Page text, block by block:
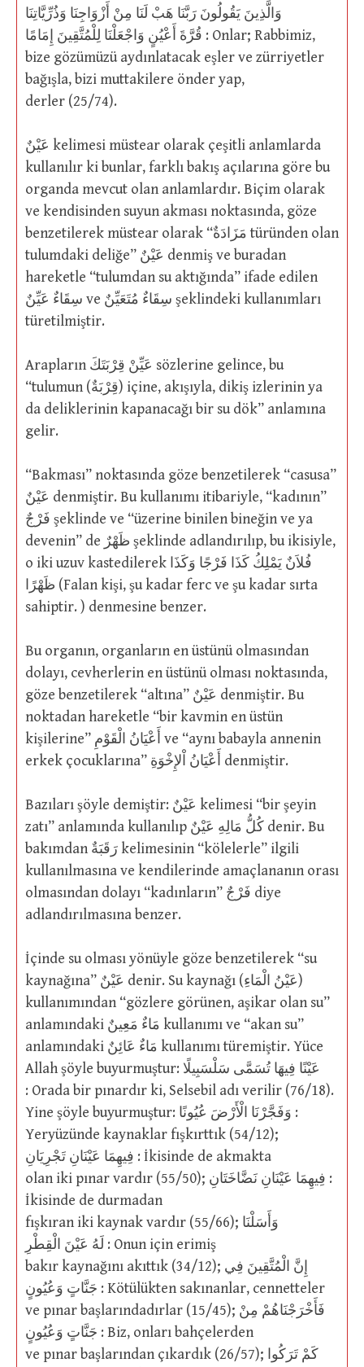
وَالَّذِينَ يَقُولُونَ رَبَّنَا هَبْ لَنَا مِنْ أَزْوَاجِنَا وَذُرِّيَّاتِنَا
قُرَّةَ أَعْيُنٍ وَاجْعَلْنَا لِلْمُتَّقِينَ إِمَامًا : Onlar; Rabbimiz,
bize gözümüzü aydınlatacak eşler ve zürriyetler
bağışla, bizi muttakilere önder yap,
derler (25/74).
عَيْنٌ kelimesi müstear olarak çeşitli anlamlarda
kullanılır ki bunlar, farklı bakış açılarına göre bu
organda mevcut olan anlamlardır. Biçim olarak
ve kendisinden suyun akması noktasında, göze
benzetilerek müstear olarak “مَزَادَةٌ türünden olan
tulumdaki deliğe” عَيْنٌ denmiş ve buradan
hareketle “tulumdan su aktığında” ifade edilen
سِقَاءٌ عَيِّنٌ ve سِقَاءٌ مُتَعَيِّنٌ şeklindeki kullanımları
türetilmiştir.
Arapların عَيِّنْ قِرْبَتَكَ sözlerine gelince, bu
“tulumun (قِرْبَةٌ) içine, akışıyla, dikiş izlerinin ya
da deliklerinin kapanacağı bir su dök” anlamına
gelir.
“Bakması” noktasında göze benzetilerek “casusa”
عَيْنٌ denmiştir. Bu kullanımı itibariyle, “kadının”
فَرْجٌ şeklinde ve “üzerine binilen bineğin ve ya
devenin” de ظَهْرٌ şeklinde adlandırılıp, bu ikisiyle,
o iki uzuv kastedilerek فُلاَنٌ يَمْلِكُ كَذَا فَرْجًا وَكَذَا
ظَهْرًا (Falan kişi, şu kadar ferc ve şu kadar sırta
sahiptir. ) denmesine benzer.
Bu organın, organların en üstünü olmasından
dolayı, cevherlerin en üstünü olması noktasında,
göze benzetilerek “altına” عَيْنٌ denmiştir. Bu
noktadan hareketle “bir kavmin en üstün
kişilerine” أَعْيَانُ الْقَوْمِ ve “aynı babayla annenin
erkek çocuklarına” أَعْيَانُ اْلإِخْوَةِ denmiştir.
Bazıları şöyle demiştir: عَيْنٌ kelimesi “bir şeyin
zatı” anlamında kullanılıp كُلُّ مَالِهِ عَيْنٌ denir. Bu
bakımdan رَقَبَةٌ kelimesinin “kölelerle” ilgili
kullanılmasına ve kendilerinde amaçlananın orası
olmasından dolayı “kadınların” فَرْجٌ diye
adlandırılmasına benzer.
İçinde su olması yönüyle göze benzetilerek “su
kaynağına” عَيْنٌ denir. Su kaynağı (عَيْنُ الْمَاءِ)
kullanımından “gözlere görünen, aşikar olan su”
anlamındaki مَاءٌ مَعِينٌ kullanımı ve “akan su”
anlamındaki مَاءٌ عَائِنٌ kullanımı türemiştir. Yüce
Allah şöyle buyurmuştur: عَيْنًا فِيهَا تُسَمَّى سَلْسَبِيلًا
: Orada bir pınardır ki, Selsebil adı verilir (76/18).
Yine şöyle buyurmuştur: وَفَجَّرْنَا الْأَرْضَ عُيُونًا :
Yeryüzünde kaynaklar fışkırttık (54/12);
فِيهِمَا عَيْنَانِ تَجْرِيَانِ : İkisinde de akmakta
olan iki pınar vardır (55/50); فِيهِمَا عَيْنَانِ نَضَّاخَتَانِ :
İkisinde de durmadan
fışkıran iki kaynak vardır (55/66); وَأَسَلْنَا
لَهُ عَيْنَ الْقِطْرِ : Onun için erimiş
bakır kaynağını akıttık (34/12); إِنَّ الْمُتَّقِينَ فِي
جَنَّاتٍ وَعُيُونٍ : Kötülükten sakınanlar, cennetteler
ve pınar başlarındadırlar (15/45); فَأَخْرَجْنَاهُمْ مِنْ
جَنَّاتٍ وَعُيُونٍ : Biz, onları bahçelerden
ve pınar başlarından çıkardık (26/57); كَمْ تَرَكُوا